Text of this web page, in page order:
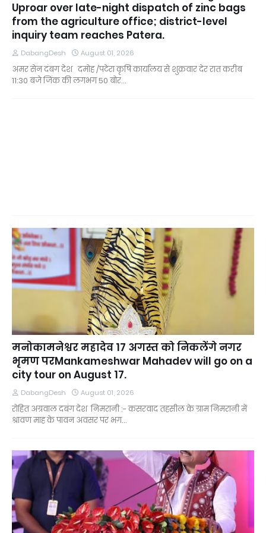
Uproar over late-night dispatch of zinc bags
from the agriculture office; district-level
inquiry team reaches Patera.
DabangDesh August 01, 2026
अमर सेन दंबग देश दमोह /पटेरा कृषि कार्यालय से शुक्रवार देर रात करीब
11:30 बजे जिंक की लगभग 50 बोर…
मनोकामनेश्वर महादेव 17 अगस्त को निकलेंगे नगर
भृमण परMankameshwar Mahadev will go on a
city tour on August 17.
DabangDesh August 01, 2026
रोहित अग्रवाल दबंग देश निमरानी :- कसरवाद तहसील के ग्राम निमरानी में
श्रावण माह के पावन अवसर पर भग…